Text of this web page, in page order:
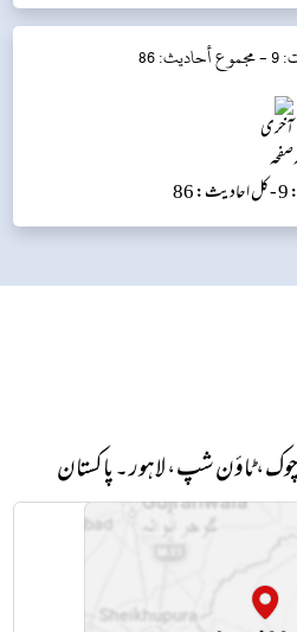
- مجموع أحاديث: 86
کل احادیث: 86
ٹاؤن شپ، لاہور ۔ پاکستان